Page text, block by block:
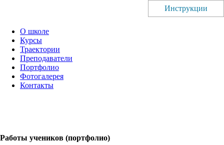
О школе
Курсы
Траектории
Преподаватели
Портфолио
Фотогалерея
Контакты
Работы учеников (портфолио)
Инструкции